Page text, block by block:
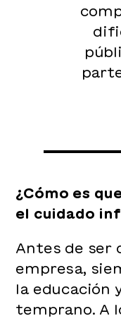
¿Cómo es
el cuidado
Antes de ser
empresa,
la educación
temprano. A